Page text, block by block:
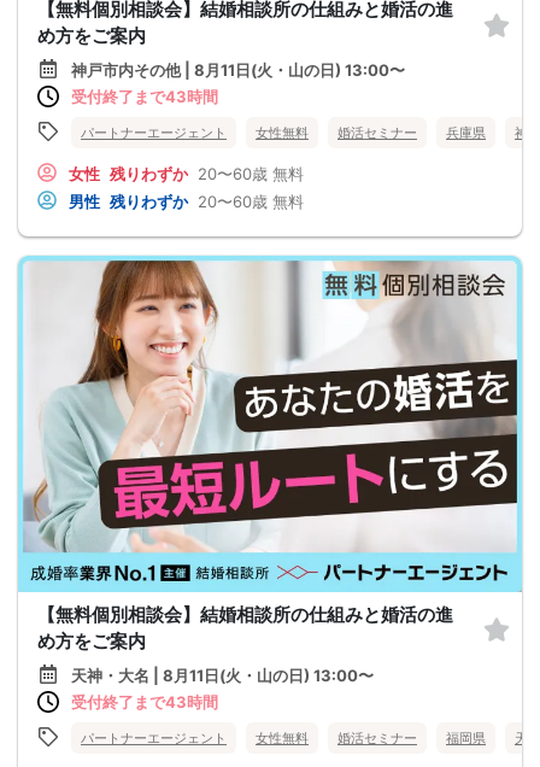
【無料個別相談会】結婚相談所の仕組みと婚活の進
め方をご案内
神戸市内その他 | 8月11日(火・山の日) 13:00〜
受付終了まで43時間
パートナーエージェント 女性無料 婚活セミナー 兵庫県 神
女性 残りわずか 20〜60歳 無料
男性 残りわずか 20〜60歳 無料
【無料個別相談会】結婚相談所の仕組みと婚活の進
め方をご案内
天神・大名 | 8月11日(火・山の日) 13:00〜
受付終了まで43時間
パートナーエージェント 女性無料 婚活セミナー 福岡県 天